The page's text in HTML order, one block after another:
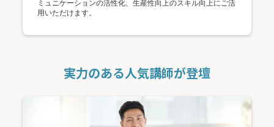
ミュニケーションの活性化、生産性向上のスキル向上にご活
用いただけます。
実力のある人気講師が登壇